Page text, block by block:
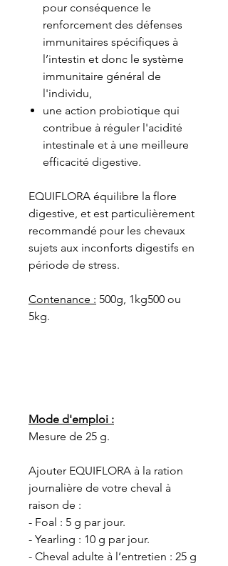
pour conséquence le
renforcement des défenses
immunitaires spécifiques à
l’intestin et donc le système
immunitaire général de
l'individu,
une action probiotique qui
contribue à réguler l'acidité
intestinale et à une meilleure
efficacité digestive.
EQUIFLORA équilibre la flore
digestive, et est particulièrement
recommandé pour les chevaux
sujets aux inconforts digestifs en
période de stress.
Contenance : 500g, 1kg500 ou
5kg.
Mode d'emploi :
Mesure de 25 g.
Ajouter EQUIFLORA à la ration
journalière de votre cheval à
raison de :
- Foal : 5 g par jour.
- Yearling : 10 g par jour.
- Cheval adulte à l’entretien : 25 g